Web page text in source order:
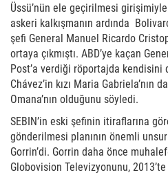
Üssü’nün ele geçirilmesi
askeri kalkışmanın ardında
şefi General Manuel Ricardo
ortaya çıkmıştı. ABD’ye kaçan
Post’a verdiği röportajda
Chávez’in kızı Maria Gabriela’nın
Omana’nın olduğunu söyledi.
SEBIN’in eski şefinin itiraflarına
gönderilmesi planının önemli
Gorrin’di. Gorrin daha önce
Globovision Televizyonunu,